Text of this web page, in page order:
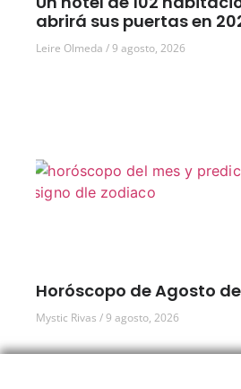
abrirá sus puertas en
Leire Olmeda 9 agosto, 2026
Horóscopo de Agosto
Mystic Rivas 9 agosto, 2026